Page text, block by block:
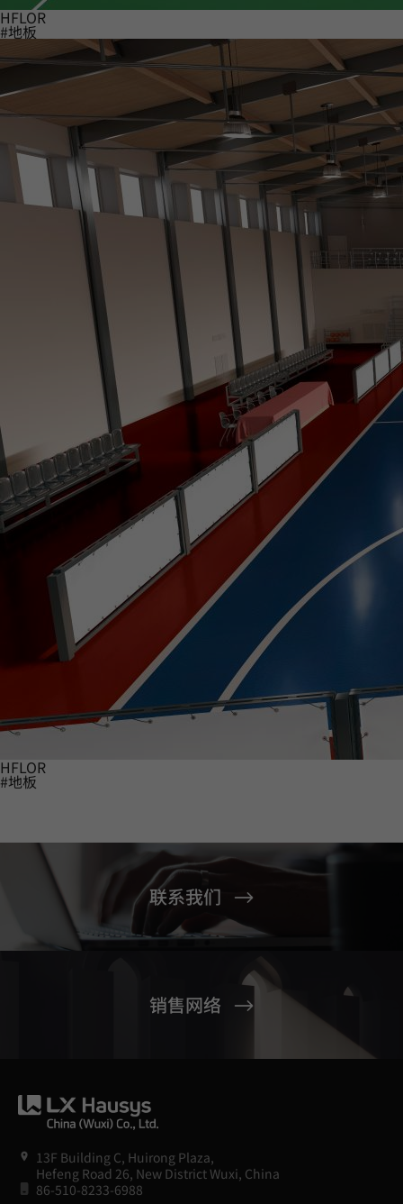
HFLOR
#地板
HFLOR
#地板
联系我们
销售网络
13F Building C, Huirong Plaza,
Hefeng Road 26, New District Wuxi, China
86-510-8233-6988